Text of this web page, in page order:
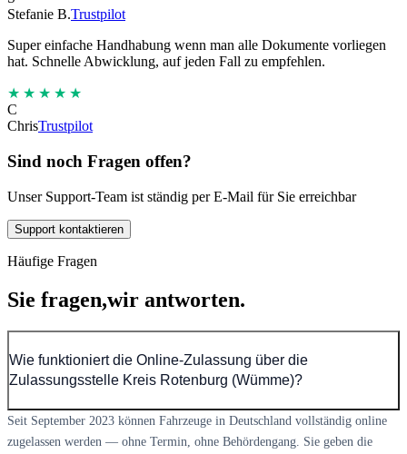
Stefanie B.Trustpilot
Super einfache Handhabung wenn man alle Dokumente vorliegen
hat. Schnelle Abwicklung, auf jeden Fall zu empfehlen.
★★★★★
C
ChrisTrustpilot
Sind noch Fragen offen?
Unser Support-Team ist ständig per E-Mail für Sie erreichbar
Support kontaktieren
Häufige Fragen
Sie fragen,wir antworten.
Wie funktioniert die Online-Zulassung über die
Zulassungsstelle Kreis Rotenburg (Wümme)?
Seit September 2023 können Fahrzeuge in Deutschland vollständig online
zugelassen werden — ohne Termin, ohne Behördengang. Sie geben die